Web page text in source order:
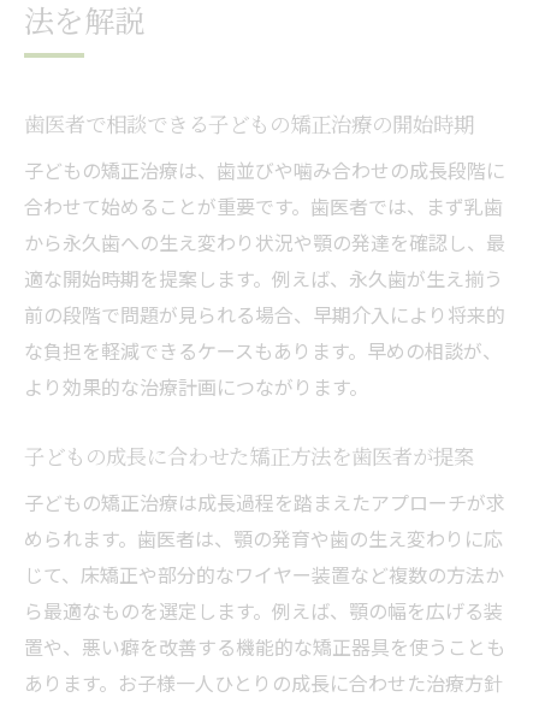
法を解説
歯医者で相談できる子どもの矯正治療の開始時期
子どもの矯正治療は、歯並びや噛み合わせの成長段階に
合わせて始めることが重要です。歯医者では、まず乳歯
から永久歯への生え変わり状況や顎の発達を確認し、最
適な開始時期を提案します。例えば、永久歯が生え揃う
前の段階で問題が見られる場合、早期介入により将来的
な負担を軽減できるケースもあります。早めの相談が、
より効果的な治療計画につながります。
子どもの成長に合わせた矯正方法を歯医者が提案
子どもの矯正治療は成長過程を踏まえたアプローチが求
められます。歯医者は、顎の発育や歯の生え変わりに応
じて、床矯正や部分的なワイヤー装置など複数の方法か
ら最適なものを選定します。例えば、顎の幅を広げる装
置や、悪い癖を改善する機能的な矯正器具を使うことも
あります。お子様一人ひとりの成長に合わせた治療方針